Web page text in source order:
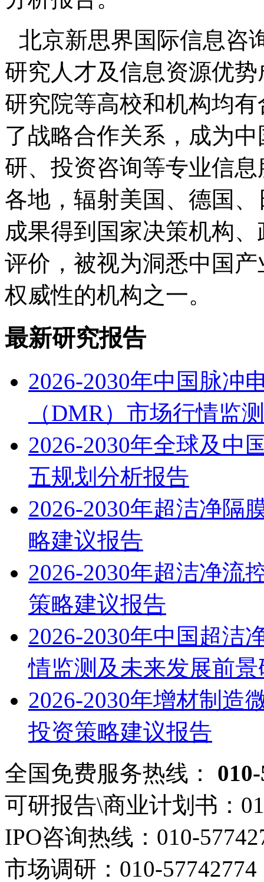
北京新思界国际信息咨
研究人才及信息资源优
研究院等高校和机构均
了战略合作关系，成为
研、投资咨询等专业信
各地，辐射美国、德国
成果得到国家决策机构
评价，被视为洞悉中国
权威性的机构之一。
最新研究报告
2026-2030年中国脉冲
（DMR）市场行情监
2026-2030年全球及中
五规划分析报告
2026-2030年超洁净隔
略建议报告
2026-2030年超洁净流
策略建议报告
2026-2030年中国超洁
情监测及未来发展前
2026-2030年增材制造
投资策略建议报告
全国免费服务热线：
可研报告\商业计划书：
IPO咨询热线： 010-
市场调研： 010-57742774